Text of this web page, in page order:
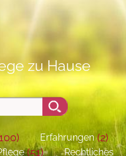
zu Hause
Erfahrungen(2)
(51) Rechtliches